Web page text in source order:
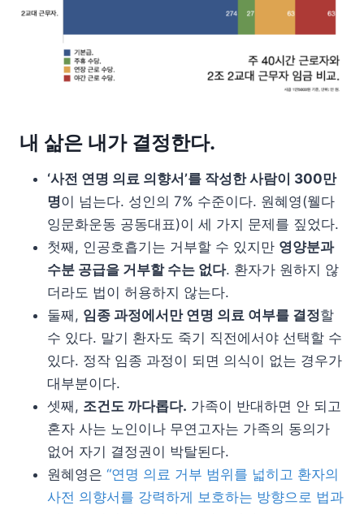
내 삶은 내가 결정한다.
‘사전 연명 의료 의향서’를 작성한 사람이 300만
명이 넘는다. 성인의 7% 수준이다. 원혜영(웰다
잉문화운동 공동대표)이 세 가지 문제를 짚었다.
첫째, 인공호흡기는 거부할 수 있지만 영양분과
수분 공급을 거부할 수는 없다. 환자가 원하지 않
더라도 법이 허용하지 않는다.
둘째, 임종 과정에서만 연명 의료 여부를 결정할
수 있다. 말기 환자도 죽기 직전에서야 선택할 수
있다. 정작 임종 과정이 되면 의식이 없는 경우가
대부분이다.
셋째, 조건도 까다롭다. 가족이 반대하면 안 되고
혼자 사는 노인이나 무연고자는 가족의 동의가
없어 자기 결정권이 박탈된다.
원혜영은 “연명 의료 거부 범위를 넓히고 환자의
사전 의향서를 강력하게 보호하는 방향으로 법과